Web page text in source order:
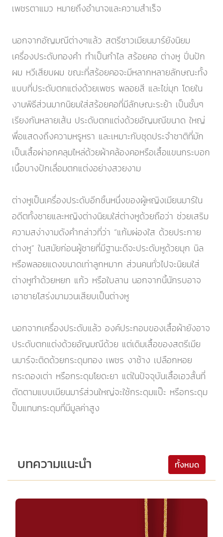
เพชรตาแมว หมายถึงอํานาจและความสําเร็จ
นอกจากอัญมณีต่างๆแล้ว สตรีชาวเมียนมาร์ยังนิยม
เครื่องประดับทองคํา ทําเป็นกําไล สร้อยคอ ต่างหู ปิ่นปัก
ผม หวีเสียบผม ขณะที่สร้อยคอจะมีหลากหลายลักษณะทั้ง
แบบที่ประดับตกแต่งด้วยเพชร พลอยสี และไข่มุก โดยใน
งานพิธีส่วนมากนิยมใส่สร้อยคอที่มีลักษณะระย้า เป็นชั้นๆ
เรียงกันหลายเส้น ประดับตกแต่งด้วยอัญมณีขนาด ใหญ่
พื่อแสดงถึงความหรูหรา และเหมาะกับชุดประจําชาติที่มัก
เป็นเสื้อผ่าอกคลุมไหล่ด้วยผ้าคล้องคอหรือเสื้อแขนกระบอก
เนื้อบางปักเลื่อมตกแต่งอย่างสวยงาม
ต่างหูเป็นเครื่องประดับอีกชิ้นหนึ่งของผู้หญิงเมียนมาร์ใน
อดีตทั้งชายและหญิงต่างนิยมใส่ต่างหูด้วยถือว่า ช่วยเสริม
ความสง่างามดังคํากล่าวที่ว่า “แก้มผ่องใส ด้วยประกาย
ต่างหู” ในสมัยก่อนผู้ชายที่มีฐานะดีจะประดับหูด้วยมุก นิล
หรือพลอยแดงขนาดเท่าลูกหมาก ส่วนคนทั่วไปจะนิยมใส่
ต่างหูทําด้วยหยก แก้ว หรือใบลาน นอกจากนี้นักรบอาจ
เอาชายโสร่งมามวนเสียบเป็นต่างหู
นอกจากเครื่องประดับแล้ว องค์ประกอบของเสื้อผ้ายังอาจ
ประดับตกแต่งด้วยอัญมณีด้วย แต่เดิมเสื้อของสตรีเมีย
นมาร์จะติดด้วยกระดุมทอง เพชร งาช้าง เปลือกหอย
กระดองเต่า หรือกระดุมโยดะยา แต่ในปัจจุบันเสื้อเอวสั้นที่
ตัดตามแบบเมียนมาร์ส่วนใหญ่จะใช้กระดุมแป๊ะ หรือกระดุม
ปั๊มแทนกระดุมที่มีมูลค่าสูง
บทความแนะนำ ทั้งหมด